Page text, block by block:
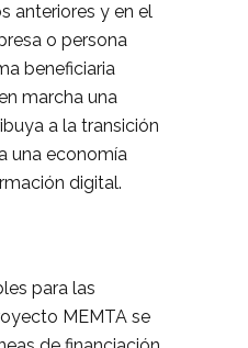
anteriores y en el
o persona
beneficiaria
marcha una
a la transición
una economía
digital.
para las
MEMTA se